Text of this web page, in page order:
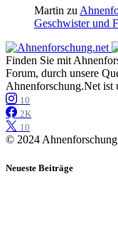
Martin zu
Geschwister und
Finden Sie mit
Forum, durch unsere
Ahnenforschung.Net ist
10
2K
10
© 2024
Neueste Beiträge